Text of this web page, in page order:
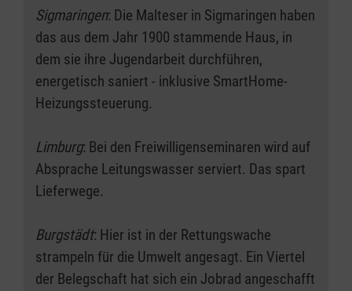
Sigmaringen: Die Malteser in Sigmaringen haben
das aus dem Jahr 1900 stammende Haus, in
dem sie ihre Jugendarbeit durchführen,
energetisch saniert - inklusive SmartHome-
Heizungssteuerung.
Limburg: Bei den Freiwilligenseminaren wird auf
Absprache Leitungswasser serviert. Das spart
Lieferwege.
Burgstädt: Hier ist in der Rettungswache
strampeln für die Umwelt angesagt. Ein Viertel
der Belegschaft hat sich ein Jobrad angeschafft